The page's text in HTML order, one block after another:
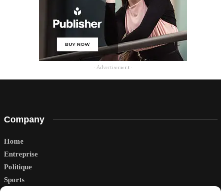
- Advertisement -
Company
Home
Entreprise
Politique
Sports